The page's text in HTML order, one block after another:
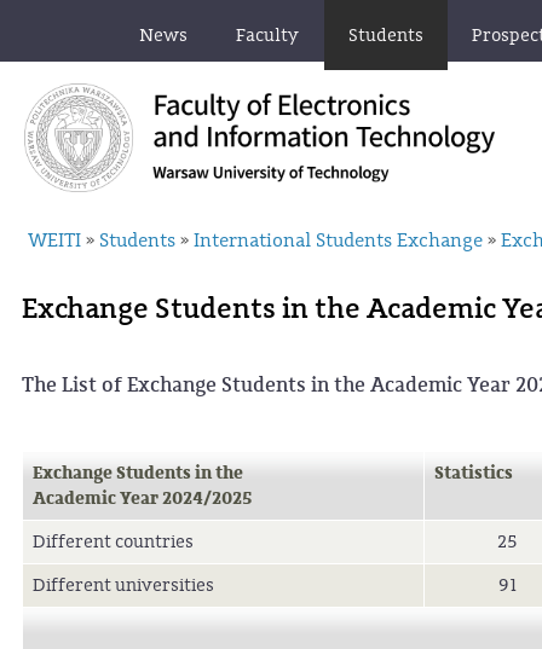
News Faculty Students
WEITI » Students » International Students Exchange »
Exchange Students in the Academic
The List of Exchange Students in the Academic Year
Exchange Students in the
Academic Year 2024/2025
Statistics
Different countries
25
Different universities
91